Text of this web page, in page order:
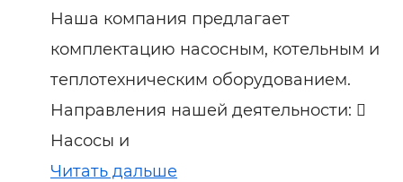
Наша компания предлагает
комплектацию насосным, котельным и
теплотехническим оборудованием.
Направления нашей деятельности: 
Насосы и
Читать дальше